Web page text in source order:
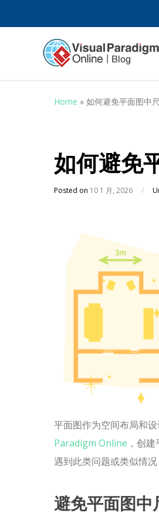
Home » 如何避免平面图中
如何避免
Posted on 10 1 月, 2026 /
平面图作为空间布局和
Paradigm Online ，创
遇到此类问题或类似情况
避免平面图